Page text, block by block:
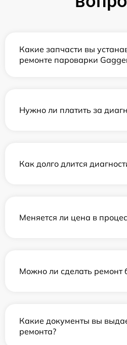
Какие запчасти вы
ремонте пароварки
Нужно ли платить за
Как долго длится
Меняется ли цена в
Можно ли сделать ремонт
Какие документы вы
ремонта?